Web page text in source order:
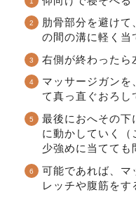
肋骨部分を避け
の間の溝に軽く当
右側が終わったら
マッサージガンを
て真っ直ぐおろし
最後におへその下
に動かしていく（
少強めに当てても
可能であれば、マ
レッチや腹筋をす